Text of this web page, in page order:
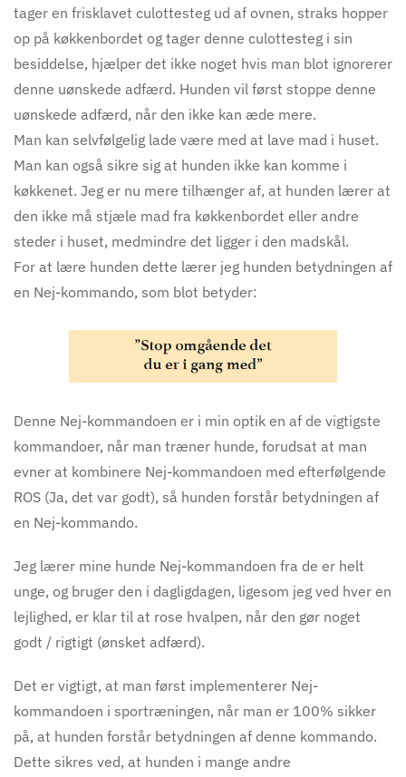
tager en frisklavet culottesteg ud af ovnen, straks hopper
op på køkkenbordet og tager denne culottesteg i sin
besiddelse, hjælper det ikke noget hvis man blot ignorerer
denne uønskede adfærd. Hunden vil først stoppe denne
uønskede adfærd, når den ikke kan æde mere.
Man kan selvfølgelig lade være med at lave mad i huset.
Man kan også sikre sig at hunden ikke kan komme i
køkkenet. Jeg er nu mere tilhænger af, at hunden lærer at
den ikke må stjæle mad fra køkkenbordet eller andre
steder i huset, medmindre det ligger i den madskål.
For at lære hunden dette lærer jeg hunden betydningen af
en Nej-kommando, som blot betyder:
Denne Nej-kommandoen er i min optik en af de vigtigste
kommandoer, når man træner hunde, forudsat at man
evner at kombinere Nej-kommandoen med efterfølgende
ROS (Ja, det var godt), så hunden forstår betydningen af
en Nej-kommando.
Jeg lærer mine hunde Nej-kommandoen fra de er helt
unge, og bruger den i dagligdagen, ligesom jeg ved hver en
lejlighed, er klar til at rose hvalpen, når den gør noget
godt / rigtigt (ønsket adfærd).
Det er vigtigt, at man først implementerer Nej-
kommandoen i sportræningen, når man er 100% sikker
på, at hunden forstår betydningen af denne kommando.
Dette sikres ved, at hunden i mange andre